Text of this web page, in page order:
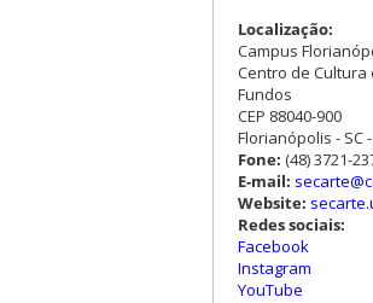
Localização:
Campus
Centro de Cultura
Fundos
CEP 88040-900
Florianópolis - SC
Fone: (48) 3721-
E-mail:
Website:
Redes sociais:
Facebook
Instagram
YouTube